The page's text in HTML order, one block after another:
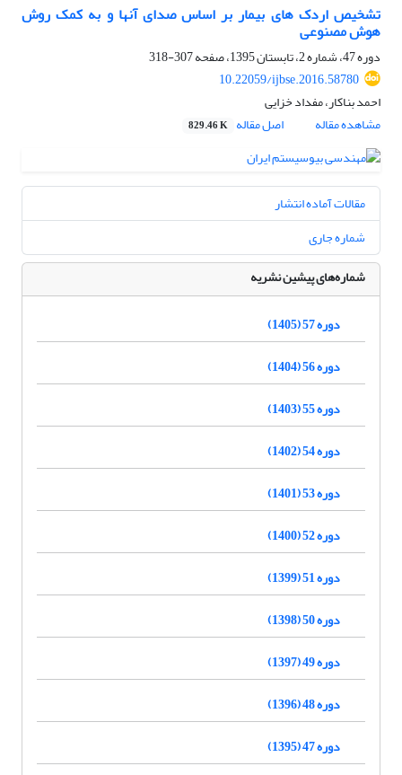
تشخیص اردک های بیمار بر اساس صدای آنها و به کمک روش
هوش مصنوعی
دوره 47، شماره 2، تابستان 1395، صفحه
307-318
10.22059/ijbse.2016.58780
احمد بناکار، مفداد خزایی
مشاهده مقاله
اصل مقاله 829.46 K
مقالات آماده انتشار
شماره جاری
شماره‌های پیشین نشریه
دوره 57 (1405)
دوره 56 (1404)
دوره 55 (1403)
دوره 54 (1402)
دوره 53 (1401)
دوره 52 (1400)
دوره 51 (1399)
دوره 50 (1398)
دوره 49 (1397)
دوره 48 (1396)
دوره 47 (1395)